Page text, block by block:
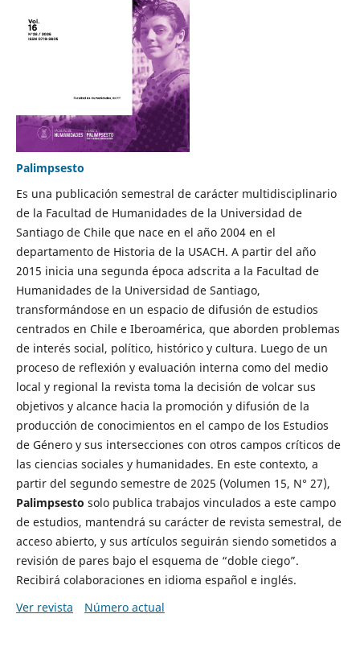
Palimpsesto
Es una publicación semestral de carácter multidisciplinario
de la Facultad de Humanidades de la Universidad de
Santiago de Chile que nace en el año 2004 en el
departamento de Historia de la USACH. A partir del año
2015 inicia una segunda época adscrita a la Facultad de
Humanidades de la Universidad de Santiago,
transformándose en un espacio de difusión de estudios
centrados en Chile e Iberoamérica, que aborden problemas
de interés social, político, histórico y cultura. Luego de un
proceso de reflexión y evaluación interna como del medio
local y regional la revista toma la decisión de volcar sus
objetivos y alcance hacia la promoción y difusión de la
producción de conocimientos en el campo de los Estudios
de Género y sus intersecciones con otros campos críticos de
las ciencias sociales y humanidades. En este contexto, a
partir del segundo semestre de 2025 (Volumen 15, N° 27),
Palimpsesto solo publica trabajos vinculados a este campo
de estudios, mantendrá su carácter de revista semestral, de
acceso abierto, y sus artículos seguirán siendo sometidos a
revisión de pares bajo el esquema de “doble ciego”.
Recibirá colaboraciones en idioma español e inglés.
Ver revista
Número actual